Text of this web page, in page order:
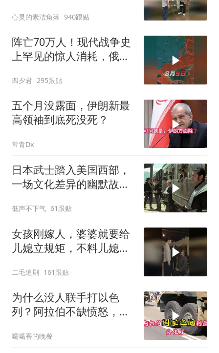
心灵的素洁角落 940跟贴
阵亡70万人！现代战争史
上罕见的惊人消耗，俄军
四夕君 295跟贴
五个月没露面，伊朗新最
高领袖到底死没死？
常青Dx
日本武士踏入美国西部，
一场文化差异的幽默故事
低声不下气 61跟贴
女孩刚嫁人，婆婆就要给
儿媳立规矩，不料儿媳不
二毛追剧 161跟贴
为什么没人联手打以色
列？阿拉伯不缺愤怒，缺
噶噶香的晚餐